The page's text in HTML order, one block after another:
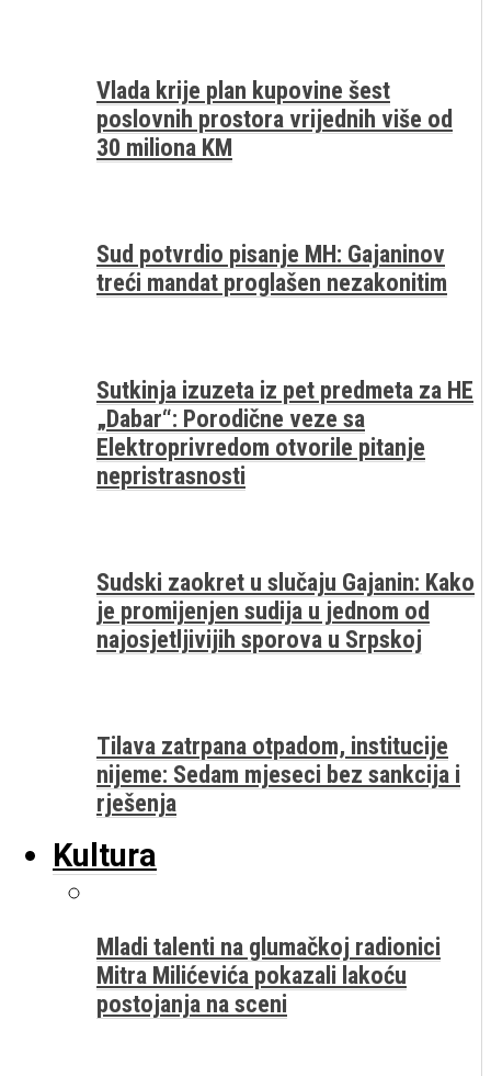
Vlada krije plan kupovine šest
poslovnih prostora vrijednih više od
30 miliona KM
Sud potvrdio pisanje MH: Gajaninov
treći mandat proglašen nezakonitim
Sutkinja izuzeta iz pet predmeta za HE
„Dabar“: Porodične veze sa
Elektroprivredom otvorile pitanje
nepristrasnosti
Sudski zaokret u slučaju Gajanin: Kako
je promijenjen sudija u jednom od
najosjetljivijih sporova u Srpskoj
Tilava zatrpana otpadom, institucije
nijeme: Sedam mjeseci bez sankcija i
rješenja
Kultura
Mladi talenti na glumačkoj radionici
Mitra Milićevića pokazali lakoću
postojanja na sceni